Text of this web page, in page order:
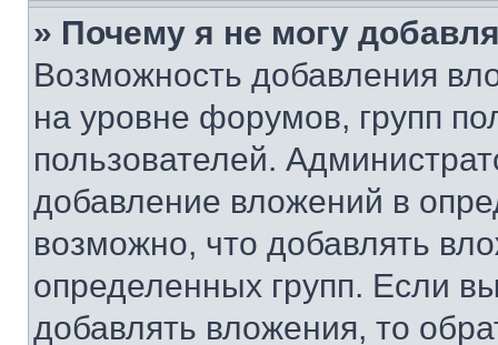
» Почему я не могу
Возможность добавления
на уровне форумов, групп
пользователей.
добавление вложений в
возможно, что добавлять
определенных групп. Если
добавлять вложения, то